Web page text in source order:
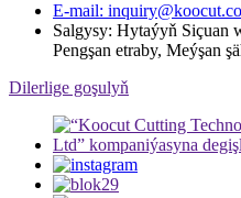
E-mail:
Salgysy: Hytaýyň Siçuan
Pengşan etraby, Meýşan
Dilerlige goşulyň